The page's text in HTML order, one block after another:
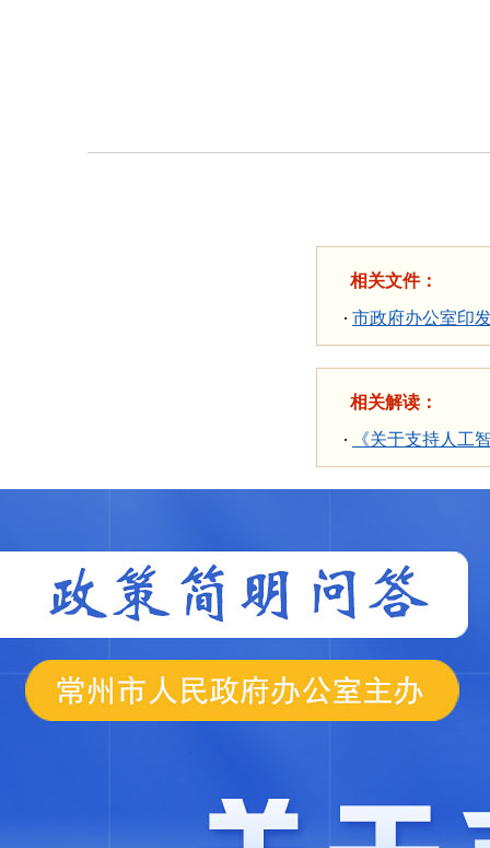
相关文件：
市政府办公室印
相关解读：
《关于支持人工